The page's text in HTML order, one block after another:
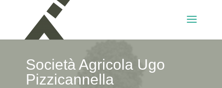
Società Agricola Ugo
Pizzicannella